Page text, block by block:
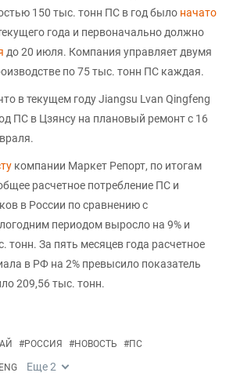
150 тыс. тонн ПС в год было начато
года и первоначально должно
до 20 июля. Компания управляет двумя
по 75 тыс. тонн ПС каждая.
в текущем году Jiangsu Lvan Qingfeng
ПС в Цзянсу на плановый ремонт с 16
компании Маркет Репорт, по итогам
расчетное потребление ПС и
в России по сравнению с
периодом выросло на 9% и
тонн. За пять месяцев года расчетное
в РФ на 2% превысило показатель
209,56 тыс. тонн.
#РОССИЯ #НОВОСТЬ #ПС
Еще2